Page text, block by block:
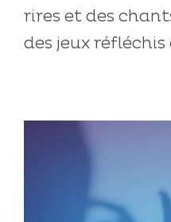
rires et des
des jeux réfléchis